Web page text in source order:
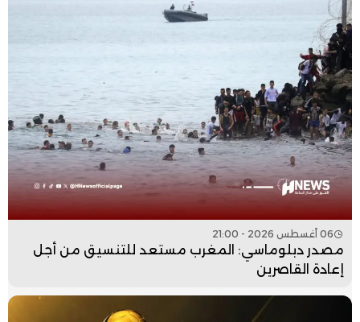
06 أغسطس 2026 - 21:00
مصدر دبلوماسي: المغرب مستعد للتنسيق من أجل
إعادة القاصرين